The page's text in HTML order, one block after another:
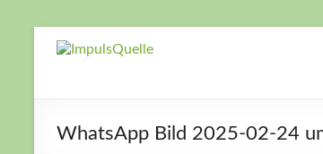
InhaltImpulsQuelle
Zeit für
Wege zu
gehen – Zeit
WhatsApp Bild 2025-02-24